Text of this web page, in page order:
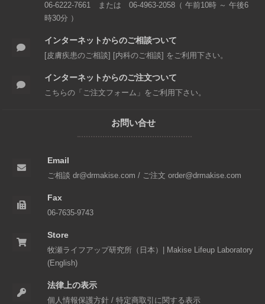
06-6222-7661 または 06-4963-2058 （ 午前10時 ～ 午後6
時30分 ）
インターネットからのご相談ついて
[皮膚疾患のご相談] [内科のご相談] をご利用下さい。
インターネットからのご注文ついて
こちらの「 ご注文フォーム 」をご利用下さい。
お問い合せ
Email
ご相談 dr@drmakise.com / ご注文 order@drmakise.com
Fax
06-7635-9743
Store
牧瀬ライフアップ研究所（日本）
Makise Lifeup Laboratory
(English)
法律上の表示
個人情報保護方針/ 特定商取引に関する表示